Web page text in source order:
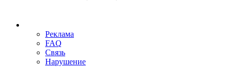
Реклама
FAQ
Связь
Нарушение